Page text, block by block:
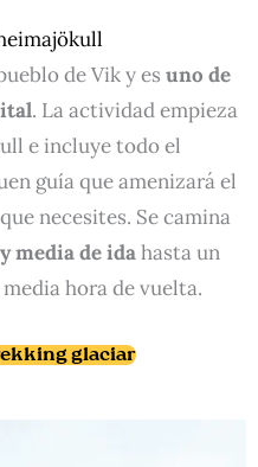
de Vik y es uno de
. La actividad empieza
e incluye todo el
guía que amenizará el
necesites. Se camina
media de idahasta un
hora de vuelta.
glaciar